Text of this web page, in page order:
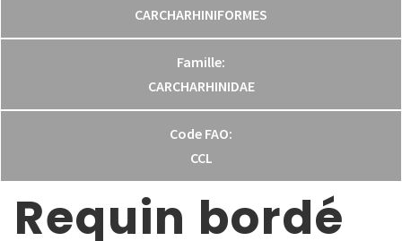
CARCHARHINIFORMES
Famille:
CARCHARHINIDAE
Code FAO:
CCL
Requin bordé